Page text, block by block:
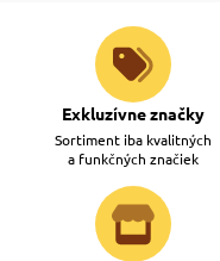
Exkluzívne značky
Sortiment iba kvalitných
a funkčných značiek